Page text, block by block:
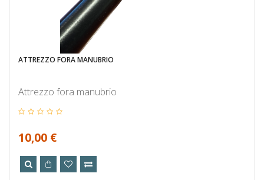
ATTREZZO FORA MANUBRIO
Attrezzo fora manubrio
10,00 €